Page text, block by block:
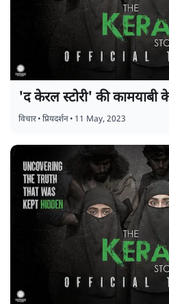
'द केरल स्टोरी' की कामयाबी
विचार•प्रियदर्शन• 11 May, 2023